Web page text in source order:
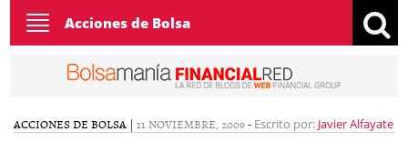
Toggle
navigation
Acciones de Bolsa
ACCIONES DE BOLSA | 11 NOVIEMBRE, 2009- Escrito por: Javier Alfayate